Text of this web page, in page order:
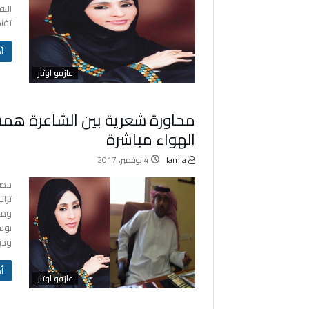
عازفو اوتار
محاورة شعرية بين الشاعرة
الهواء مباشرة
4 نوفمبر، 2017
عازفو اوتار